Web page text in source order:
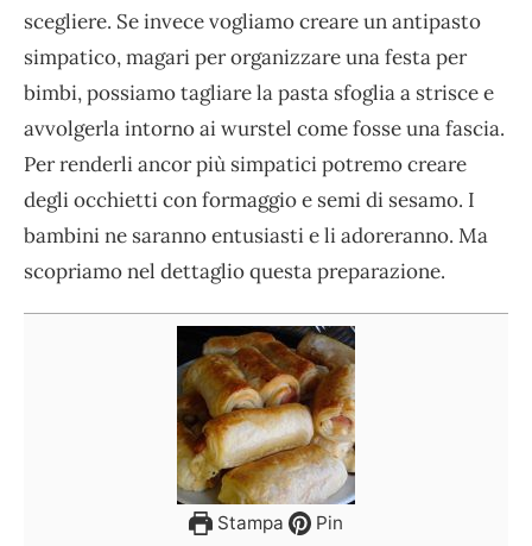
scegliere. Se invece vogliamo creare un antipasto
simpatico, magari per organizzare una festa per
bimbi, possiamo tagliare la pasta sfoglia a strisce e
avvolgerla intorno ai wurstel come fosse una fascia.
Per renderli ancor più simpatici potremo creare
degli occhietti con formaggio e semi di sesamo. I
bambini ne saranno entusiasti e li adoreranno. Ma
scopriamo nel dettaglio questa preparazione.
Stampa Pin